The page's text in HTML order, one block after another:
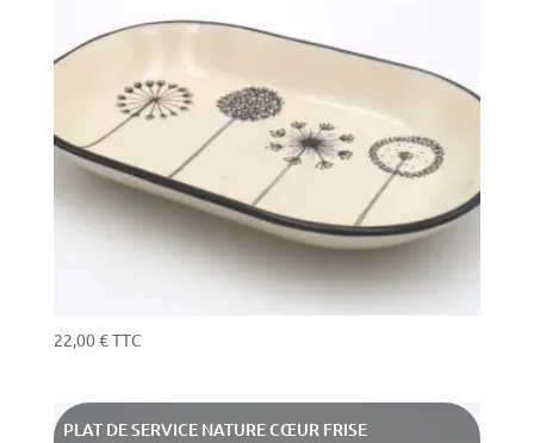
22,00€TTC
PLAT DE SERVICE NATURE CŒUR FRISE